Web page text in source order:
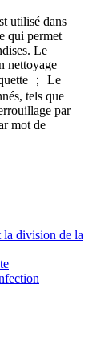
utilisé dans
qui permet
Le
nettoyage
； Le
tels que
par
mot de
la division de la